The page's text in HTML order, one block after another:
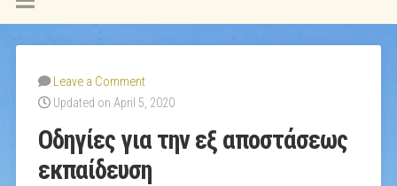
Leave a Comment
Updated on April 5, 2020
Οδηγίες για την εξ αποστάσεως
εκπαίδευση